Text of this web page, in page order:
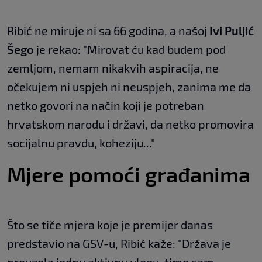
Ribić ne miruje ni sa 66 godina, a našoj Ivi Puljić
Šego je rekao: "Mirovat ću kad budem pod
zemljom, nemam nikakvih aspiracija, ne
očekujem ni uspjeh ni neuspjeh, zanima me da
netko govori na način koji je potreban
hrvatskom narodu i državi, da netko promovira
socijalnu pravdu, koheziju..."
Mjere pomoći građanima
Što se tiče mjera koje je premijer danas
predstavio na GSV-u, Ribić kaže: "Država je